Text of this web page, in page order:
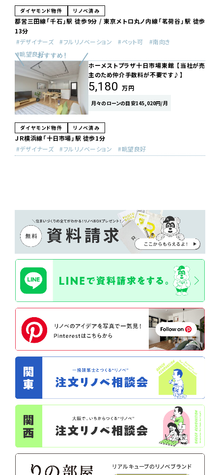
ダイヤモンド物件 リノベ済み
都営三田線「千石」駅 徒歩9分 / 東京メトロ丸ノ内線「茗荷谷」駅 徒歩
13分
デザイナーズ
フルリノベーション ペット可
南向き
眺望良好
ホーメストプラザ十日市場東館 【当社が売
主のため仲介手数料が不要です♪】
5,180 万円
月々のローンの目安145,020円/月
ダイヤモンド物件 リノベ済み
ＪＲ横浜線「十日市場」駅 徒歩1分
デザイナーズ
フルリノベーション 眺望良好